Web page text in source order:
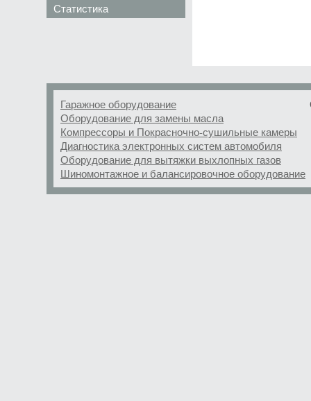
Статистика
Гаражное оборудование
Оборудование для замены масла
Компрессоры и Покрасночно-сушильные камеры
Диагностика электронных систем автомобиля
Оборудование для вытяжки выхлопных газов
Шиномонтажное и балансировочное оборудование